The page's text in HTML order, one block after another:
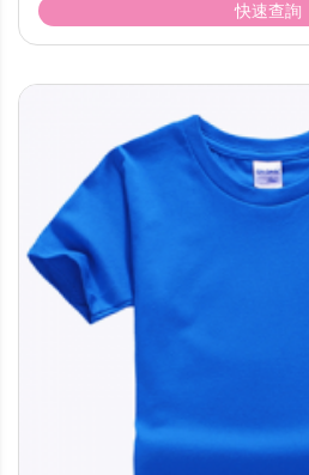
快速查詢